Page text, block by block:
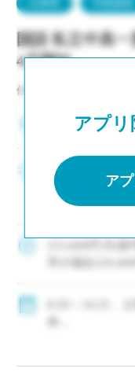
アプリ
ア
国語 私立中高一
4月開始
仕事NO：非公開
兵庫県神戸市中
2～3年後の専
徒募集好調に
新卒および社
550万円(ご経
253,000円/月(
8:20～16:25